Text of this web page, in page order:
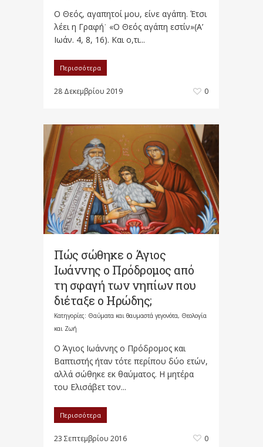
Ο Θεός, αγαπητοί μου, είνε αγάπη. Έτσι
λέει η Γραφή˙ «Ο Θεός αγάπη εστίν»(Α’
Ιωάν. 4, 8, 16). Και ο,τι...
Περισσότερα
28 Δεκεμβρίου 2019 0
Πώς σώθηκε ο Άγιος
Ιωάννης ο Πρόδρομος από
τη σφαγή των νηπίων που
διέταξε ο Ηρώδης;
Κατηγορίες: Θαύματα και θαυμαστά γεγονότα, Θεολογία
και Ζωή
Ο Άγιος Ιωάννης ο Πρόδρομος και
Βαπτιστής ήταν τότε περίπου δύο ετών,
αλλά σώθηκε εκ θαύματος. Η μητέρα
του Ελισάβετ τον...
Περισσότερα
23 Σεπτεμβρίου 2016 0